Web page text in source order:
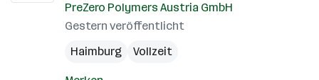
PreZero Polymers Austria GmbH
Gestern veröffentlicht
Haimburg
Vollzeit